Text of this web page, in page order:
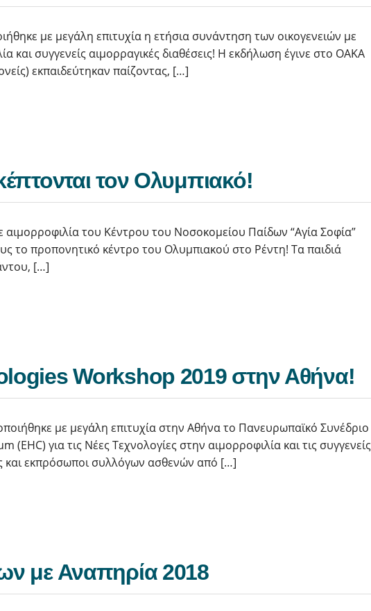
με μεγάλη επιτυχία η ετήσια συνάντηση των οικογενειών με
και συγγενείς αιμορραγικές διαθέσεις! H εκδήλωση έγινε στο ΟΑΚΑ
εκπαιδεύτηκαν παίζοντας, […]
τον Ολυμπιακό!
του Κέντρου του Νοσοκομείου Παίδων “Αγία Σοφία”
το προπονητικό κέντρο του Ολυμπιακού στο Ρέντη! Τα παιδιά
[…]
Workshop 2019 στην Αθήνα!
με μεγάλη επιτυχία στην Αθήνα το Πανευρωπαϊκό Συνέδριο
για τις Νέες Τεχνολογίες στην αιμορροφιλία και τις συγγενείς
και εκπρόσωποι συλλόγων ασθενών από […]
με Αναπηρία 2018